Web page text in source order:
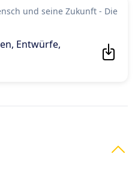
und seine Zukunft - Die
Entwürfe,